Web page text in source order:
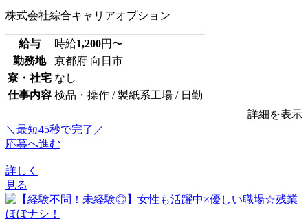
株式会社綜合キャリアオプション
給与 時給1,200円〜
勤務地
京都府 向日市
寮・社宅 なし
仕事内容 検品・操作 / 製紙系工場 / 日勤
詳細を表示
＼最短45秒で完了／
応募へ進む
詳しく
見る